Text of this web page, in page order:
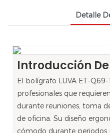
Detalle
Introducción
El bolígrafo LUVA ET-
profesionales que
durante reuniones, toma
de oficina. Su diseño
cómodo durante periodos